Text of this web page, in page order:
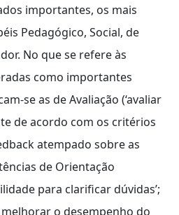
importantes, os mais
Pedagógico, Social, de
No que se refere às
como importantes
se as de Avaliação (‘avaliar
de acordo com os critérios
atempado sobre as
de Orientação
para clarificar dúvidas’;
o desempenho do